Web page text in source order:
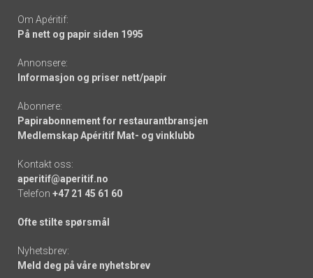
Om Apéritif:
På nett og papir siden 1995
Annonsere:
Informasjon og priser nett/papir
Abonnere:
Papirabonnement for restaurantbransjen
Medlemskap Apéritif Mat- og vinklubb
Kontakt oss:
aperitif@aperitif.no
Telefon +47 21 45 61 60
Ofte stilte spørsmål
Nyhetsbrev:
Meld deg på våre nyhetsbrev